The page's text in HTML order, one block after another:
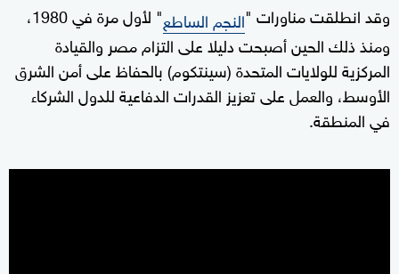
وقد انطلقت مناورات "النجم الساطع
" لأول مرة في 1980،
ومنذ ذلك الحين أصبحت دليلا على التزام مصر والقيادة
المركزية للولايات المتحدة (سينتكوم) بالحفاظ على أمن الشرق
الأوسط، والعمل على تعزيز القدرات الدفاعية للدول الشركاء
في المنطقة.